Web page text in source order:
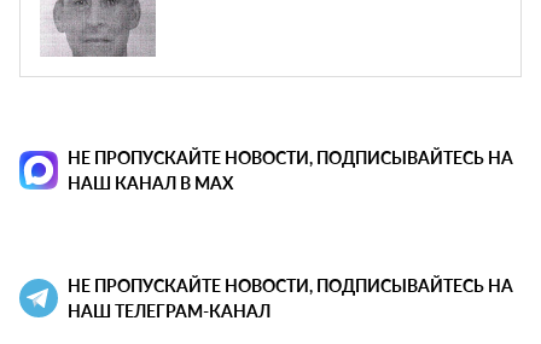
НЕ ПРОПУСКАЙТЕ НОВОСТИ, ПОДПИСЫВАЙТЕСЬ НА
НАШ КАНАЛ В MAX
НЕ ПРОПУСКАЙТЕ НОВОСТИ, ПОДПИСЫВАЙТЕСЬ НА
НАШ ТЕЛЕГРАМ-КАНАЛ